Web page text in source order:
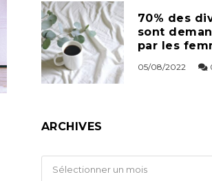
70% des
sont
par les
05/08/2022
ARCHIVES
Archives
Sélectionner un mois